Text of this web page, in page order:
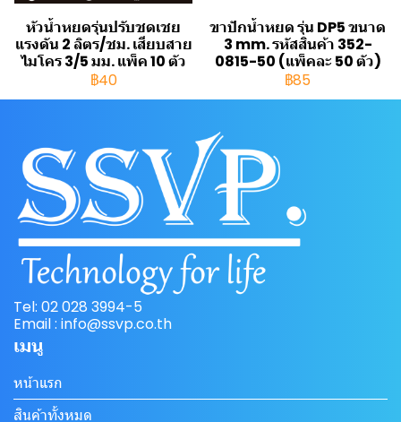
หัวน้ำหยดรุ่นปรับชดเชย
แรงดัน 2 ลิตร/ชม. เสียบสาย
ไมโคร 3/5 มม. แพ็ค 10 ตัว
฿40
ขาปักน้ำหยด รุ่น DP5 ขนาด
3 mm. รหัสสินค้า 352-
0815-50 (แพ็คละ 50 ตัว)
฿85
Tel: 02 028 3994-5
Email : info@ssvp.co.th
เมนู
หน้าแรก
สินค้าทั้งหมด